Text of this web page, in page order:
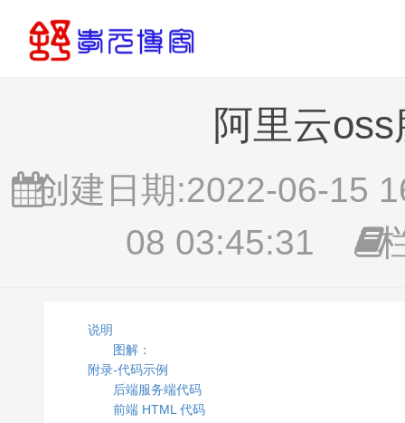
阿里云
创建日期:2022-06-15
08 03:45:31
说明
图解：
附录-代码示例
后端服务端代码
前端 HTML 代码